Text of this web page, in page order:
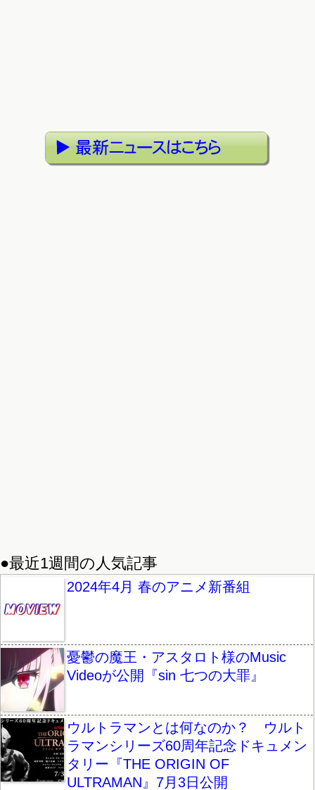
●最近1週間の人気記事
2024年4月 春のアニメ新番組
憂鬱の魔王・アスタロト様のMusic
Videoが公開『sin 七つの大罪』
ウルトラマンとは何なのか？ ウルト
ラマンシリーズ60周年記念ドキュメン
タリー『THE ORIGIN OF
ULTRAMAN』7月3日公開